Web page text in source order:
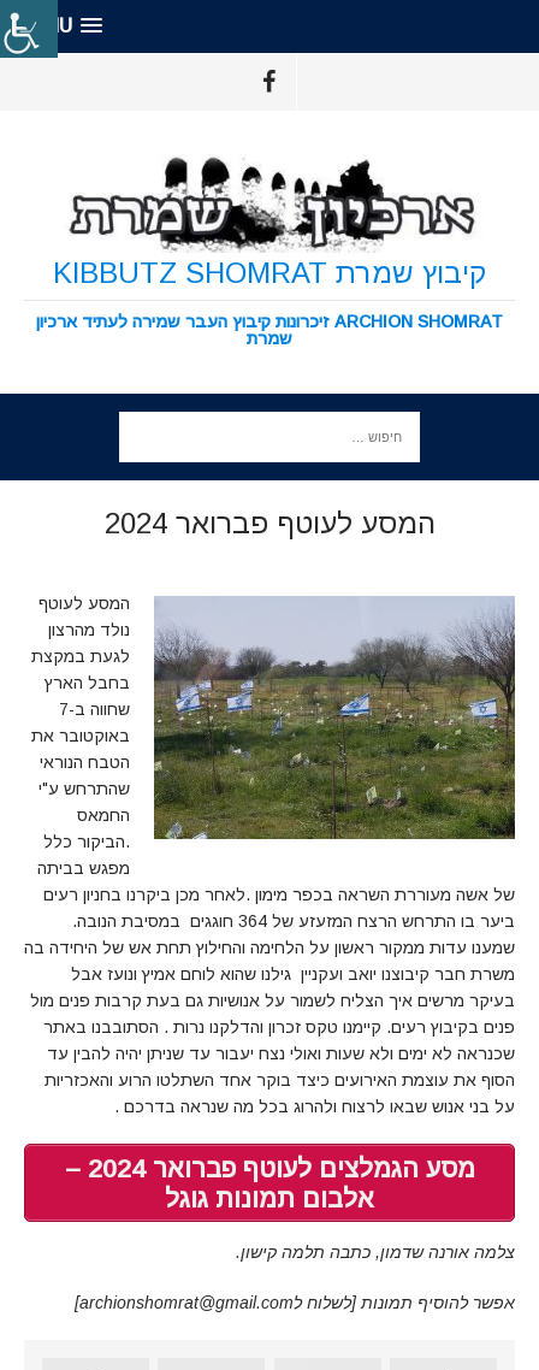
MENU
קיבוץ שמרת KIBBUTZ SHOMRAT
ARCHION SHOMRAT זיכרונות קיבוץ העבר שמירה לעתיד ארכיון
שמרת
המסע לעוטף פברואר 2024
המסע לעוטף
נולד מהרצון
לגעת במקצת
בחבל הארץ
שחווה ב-7
באוקטובר את
הטבח הנוראי
שהתרחש ע"י
החמאס
.הביקור כלל
מפגש בביתה
של אשה מעוררת השראה בכפר מימון .לאחר מכן ביקרנו בחניון רעים
ביער בו התרחש הרצח המזעזע של 364 חוגגים במסיבת הנובה.
שמענו עדות ממקור ראשון על הלחימה והחילוץ תחת אש של היחידה בה
משרת חבר קיבוצנו יואב ועקניין גילנו שהוא לוחם אמיץ ונועז אבל
בעיקר מרשים איך הצליח לשמור על אנושיות גם בעת קרבות פנים מול
פנים בקיבוץ רעים. קיימנו טקס זכרון והדלקנו נרות . הסתובבנו באתר
שכנראה לא ימים ולא שעות ואולי נצח יעבור עד שניתן יהיה להבין עד
הסוף את עוצמת האירועים כיצד בוקר אחד השתלטו הרוע והאכזריות
על בני אנוש שבאו לרצוח ולהרוג בכל מה שנראה בדרכם .
מסע הגמלצים לעוטף פברואר 2024 –
אלבום תמונות גוגל
צלמה אורנה שדמון, כתבה תלמה קישון.
אפשר להוסיף תמונות [לשלוח לarchionshomrat@gmail.com]